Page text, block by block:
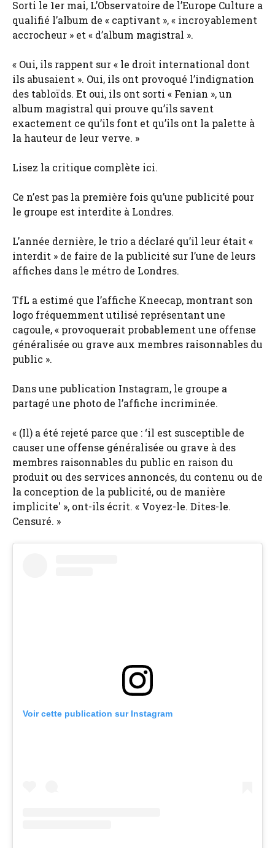
Sorti le 1er mai, L’Observatoire de l’Europe Culture a
qualifié l’album de « captivant », « incroyablement
accrocheur » et « d’album magistral ».
« Oui, ils rappent sur « le droit international dont
ils abusaient ». Oui, ils ont provoqué l’indignation
des tabloïds. Et oui, ils ont sorti « Fenian », un
album magistral qui prouve qu’ils savent
exactement ce qu’ils font et qu’ils ont la palette à
la hauteur de leur verve. »
Lisez la critique complète ici.
Ce n’est pas la première fois qu’une publicité pour
le groupe est interdite à Londres.
L’année dernière, le trio a déclaré qu’il leur était «
interdit » de faire de la publicité sur l’une de leurs
affiches dans le métro de Londres.
TfL a estimé que l’affiche Kneecap, montrant son
logo fréquemment utilisé représentant une
cagoule, « provoquerait probablement une offense
généralisée ou grave aux membres raisonnables du
public ».
Dans une publication Instagram, le groupe a
partagé une photo de l’affiche incriminée.
« (Il) a été rejeté parce que : ‘il est susceptible de
causer une offense généralisée ou grave à des
membres raisonnables du public en raison du
produit ou des services annoncés, du contenu ou de
la conception de la publicité, ou de manière
implicite' », ont-ils écrit. « Voyez-le. Dites-le.
Censuré. »
Voir cette publication sur Instagram